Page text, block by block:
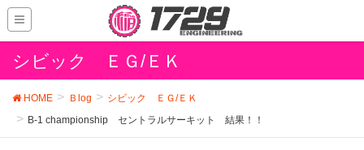
シビック ＥＧ/ＥＫ
HOME Ｂlog
シビック ＥＧ/ＥＫ
B-1 championship セントラルサーキット 結果！！